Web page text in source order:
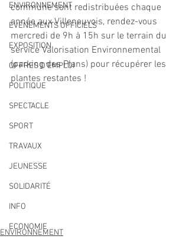
ENVIRONNEMENT
ÉVÉNEMENTS OFFICIELS
EXPOSITION
OFFRES D'EMPLOI
POLITIQUE
SPECTACLE
SPORT
TRAVAUX
JEUNESSE
SOLIDARITÉ
INFO
ECONOMIE
commune sont redistribuées chaque
année aux Villeneuvois, rendez-vous
mercredi de 9h à 15h sur le terrain du
service Valorisation Environnemental
(parking des Plans) pour récupérer les
plantes restantes !
ENVIRONNEMENT